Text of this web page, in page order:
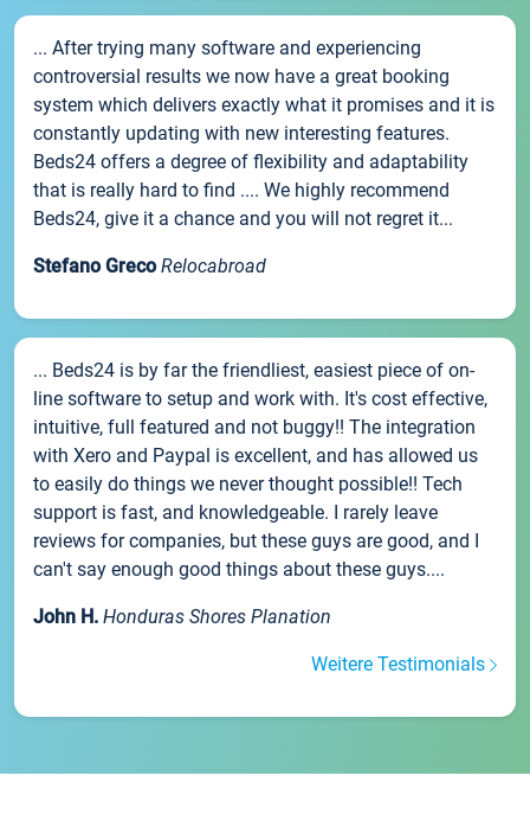
... After trying many software and experiencing
controversial results we now have a great booking
system which delivers exactly what it promises and it is
constantly updating with new interesting features.
Beds24 offers a degree of flexibility and adaptability
that is really hard to find .... We highly recommend
Beds24, give it a chance and you will not regret it...
Stefano Greco Relocabroad
... Beds24 is by far the friendliest, easiest piece of on-
line software to setup and work with. It's cost effective,
intuitive, full featured and not buggy!! The integration
with Xero and Paypal is excellent, and has allowed us
to easily do things we never thought possible!! Tech
support is fast, and knowledgeable. I rarely leave
reviews for companies, but these guys are good, and I
can't say enough good things about these guys....
John H. Honduras Shores Planation
Weitere Testimonials